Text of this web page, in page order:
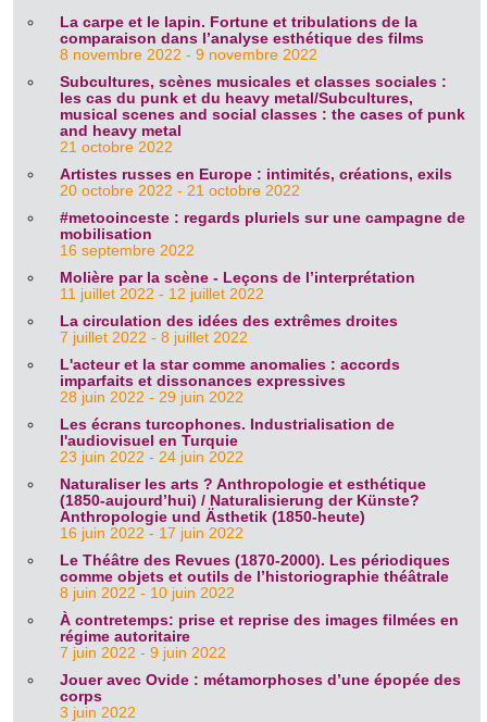
La carpe et le lapin. Fortune et tribulations de la
comparaison dans l’analyse esthétique des films
8 novembre 2022 - 9 novembre 2022
Subcultures, scènes musicales et classes sociales :
les cas du punk et du heavy metal/Subcultures,
musical scenes and social classes : the cases of punk
and heavy metal
21 octobre 2022
Artistes russes en Europe : intimités, créations, exils
20 octobre 2022 - 21 octobre 2022
#metooinceste : regards pluriels sur une campagne de
mobilisation
16 septembre 2022
Molière par la scène - Leçons de l’interprétation
11 juillet 2022 - 12 juillet 2022
La circulation des idées des extrêmes droites
7 juillet 2022 - 8 juillet 2022
L'acteur et la star comme anomalies : accords
imparfaits et dissonances expressives
28 juin 2022 - 29 juin 2022
Les écrans turcophones. Industrialisation de
l'audiovisuel en Turquie
23 juin 2022 - 24 juin 2022
Naturaliser les arts ? Anthropologie et esthétique
(1850-aujourd’hui) / Naturalisierung der Künste?
Anthropologie und Ästhetik (1850-heute)
16 juin 2022 - 17 juin 2022
Le Théâtre des Revues (1870-2000). Les périodiques
comme objets et outils de l’historiographie théâtrale
8 juin 2022 - 10 juin 2022
À contretemps: prise et reprise des images filmées en
régime autoritaire
7 juin 2022 - 9 juin 2022
Jouer avec Ovide : métamorphoses d’une épopée des
corps
3 juin 2022